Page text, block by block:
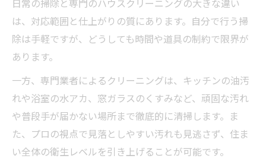
用術
快適な住環境を保つ日常とプロの違い
日常の掃除と専門のハウスクリーニングの大きな違い
は、対応範囲と仕上がりの質にあります。自分で行う掃
除は手軽ですが、どうしても時間や道具の制約で限界が
あります。
一方、専門業者によるクリーニングは、キッチンの油汚
れや浴室の水アカ、窓ガラスのくすみなど、頑固な汚れ
や普段手が届かない場所まで徹底的に清掃します。ま
た、プロの視点で見落としやすい汚れも見逃さず、住ま
い全体の衛生レベルを引き上げることが可能です。